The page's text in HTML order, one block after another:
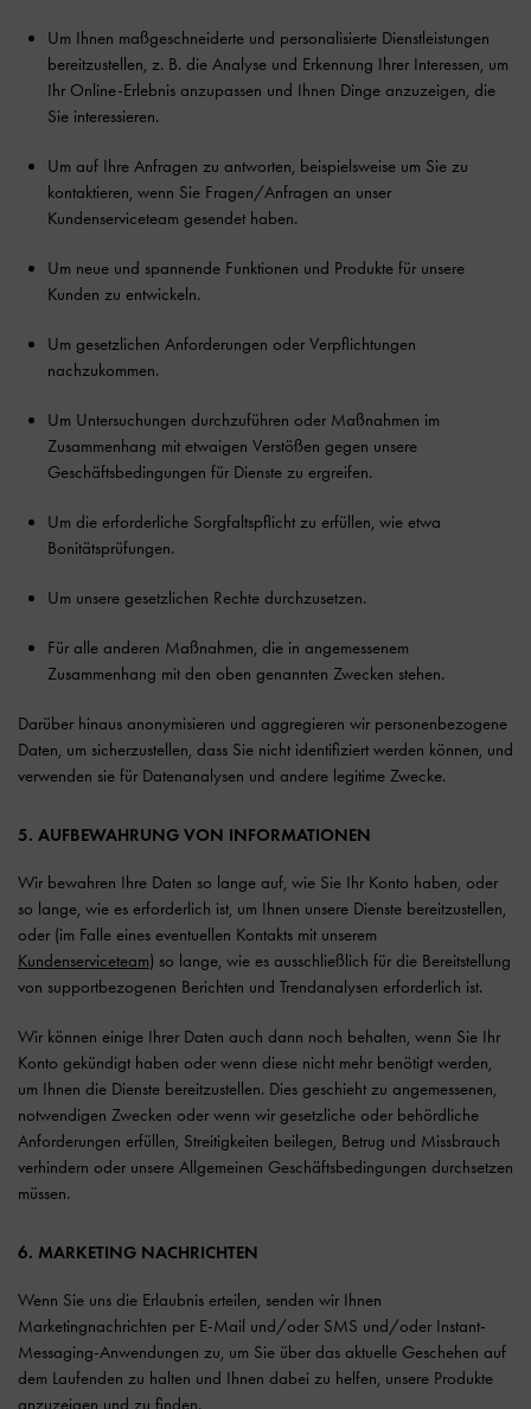
Um Ihnen maßgeschneiderte und personalisierte Dienstleistungen
bereitzustellen, z. B. die Analyse und Erkennung Ihrer Interessen, um
Ihr Online-Erlebnis anzupassen und Ihnen Dinge anzuzeigen, die
Sie interessieren.
Um auf Ihre Anfragen zu antworten, beispielsweise um Sie zu
kontaktieren, wenn Sie Fragen/Anfragen an unser
Kundenserviceteam gesendet haben.
Um neue und spannende Funktionen und Produkte für unsere
Kunden zu entwickeln.
Um gesetzlichen Anforderungen oder Verpflichtungen
nachzukommen.
Um Untersuchungen durchzuführen oder Maßnahmen im
Zusammenhang mit etwaigen Verstößen gegen unsere
Geschäftsbedingungen für Dienste zu ergreifen.
Um die erforderliche Sorgfaltspflicht zu erfüllen, wie etwa
Bonitätsprüfungen.
Um unsere gesetzlichen Rechte durchzusetzen.
Für alle anderen Maßnahmen, die in angemessenem
Zusammenhang mit den oben genannten Zwecken stehen.
Darüber hinaus anonymisieren und aggregieren wir personenbezogene
Daten, um sicherzustellen, dass Sie nicht identifiziert werden können, und
verwenden sie für Datenanalysen und andere legitime Zwecke.
5. AUFBEWAHRUNG VON INFORMATIONEN
Wir bewahren Ihre Daten so lange auf, wie Sie Ihr Konto haben, oder
so lange, wie es erforderlich ist, um Ihnen unsere Dienste bereitzustellen,
oder (im Falle eines eventuellen Kontakts mit unserem
Kundenserviceteam) so lange, wie es ausschließlich für die Bereitstellung
von supportbezogenen Berichten und Trendanalysen erforderlich ist.
Wir können einige Ihrer Daten auch dann noch behalten, wenn Sie Ihr
Konto gekündigt haben oder wenn diese nicht mehr benötigt werden,
um Ihnen die Dienste bereitzustellen. Dies geschieht zu angemessenen,
notwendigen Zwecken oder wenn wir gesetzliche oder behördliche
Anforderungen erfüllen, Streitigkeiten beilegen, Betrug und Missbrauch
verhindern oder unsere Allgemeinen Geschäftsbedingungen durchsetzen
müssen.
6. MARKETING NACHRICHTEN
Wenn Sie uns die Erlaubnis erteilen, senden wir Ihnen
Marketingnachrichten per E-Mail und/oder SMS und/oder Instant-
Messaging-Anwendungen zu, um Sie über das aktuelle Geschehen auf
dem Laufenden zu halten und Ihnen dabei zu helfen, unsere Produkte
anzuzeigen und zu finden.